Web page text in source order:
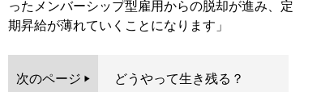
ったメンバーシップ型雇用からの脱却が進み、定
期昇給が薄れていくことになります」
次のページ どうやって生き残る？